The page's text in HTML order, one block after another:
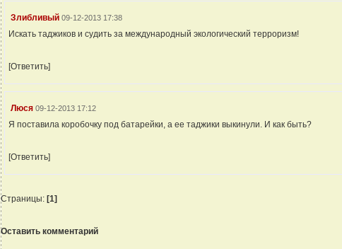
Злибливый 09-12-2013 17:38
Искать таджиков и судить за международный экологический терроризм!
[Ответить]
Люся 09-12-2013 17:12
Я поставила коробочку под батарейки, а ее таджики выкинули. И как быть?
[Ответить]
Страницы: [1]
Оставить комментарий